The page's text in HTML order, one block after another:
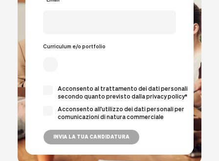
Curriculum e/o portfolio
Acconsento al trattamento dei dati personali
secondo quanto previsto dalla privacy policy*
Acconsento all'utilizzo dei dati personali per
comunicazioni di natura commerciale
INVIA LA TUA CANDIDATURA